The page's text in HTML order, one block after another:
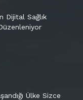
Dijital Sağlık
Ülke Sizce